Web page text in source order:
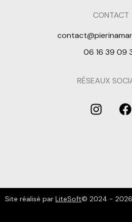
CONTACT
06 16 39 09
RÉSEAUX
Site réalisé par LiteSoft© 2024 - 2026